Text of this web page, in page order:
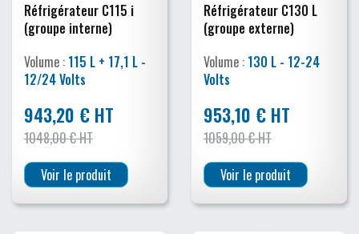
Réfrigérateur C115 i
(groupe interne)
Volume : 115 L + 17,1 L -
12/24 Volts
943,20 € HT
1048,00 € HT
Voir le produit
Réfrigérateur C130 L
(groupe externe)
Volume : 130 L - 12-24
Volts
953,10 € HT
1059,00 € HT
Voir le produit